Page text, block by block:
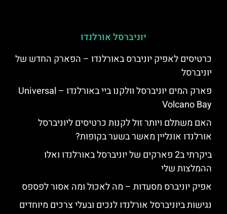
יוניברסל אורלנדו
כרטיסים לאפיק יוניברס באורלנדו – הפארק החדש של
יוניברסל
פארק המים יוניברסל וולקנו ביי באורלנדו – Universal
Volcano Bay
האם משתלם ויותר זול לקנות כרטיסים ליוניברסל
אורלנדו אונליין מאשר בשער בקופות?
ביקרתי ב2 פארקים של יוניברסל באורלנדו ואלו
ההמלצות שלי
אפיק יוניברס מסעדות – מה לאכול ומה אסור לפספס
נגישות ביוניברסל אורלנדו לנכים ובעלי צרכים מיוחדים